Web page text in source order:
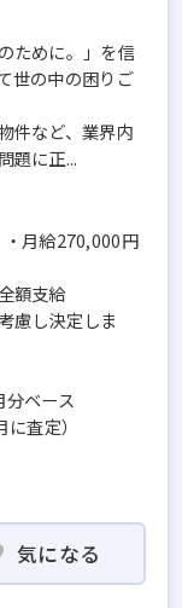
ために。」を信
世の中の困りご
件など、業界内
題に正...
月給270,000円
額支給
慮し決定しま
ベース
査定）
気になる